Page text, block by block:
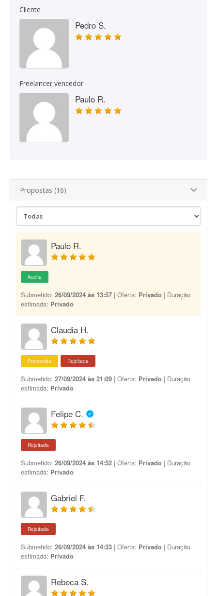
Cliente
Pedro S.
Freelancer vencedor
Paulo R.
Propostas (16)
Paulo R.
Aceita
Submetido: 26/09/2024 às 13:57 | Oferta: Privado | Duração
estimada: Privado
Claudia H.
Promovida Rejeitada
Submetido: 27/09/2024 às 21:09 | Oferta: Privado | Duração
estimada: Privado
Felipe C.
Rejeitada
Submetido: 26/09/2024 às 14:52 | Oferta: Privado | Duração
estimada: Privado
Gabriel F.
Rejeitada
Submetido: 26/09/2024 às 14:33 | Oferta: Privado | Duração
estimada: Privado
Rebeca S.